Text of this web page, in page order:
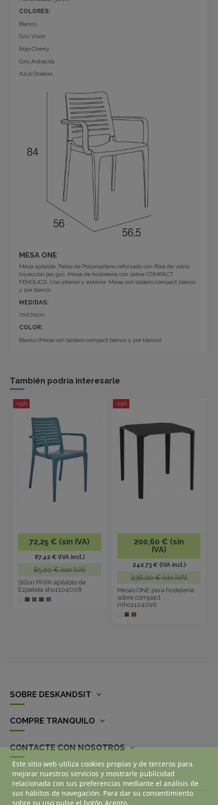
COLORES:
Blanco
Gris Visón
Rojo Cherry
Gris Antracita
Azul Océano
MESA ONE
Mesa apilable. Patas de Polipropileno reforzado con fibra de vidrio.
Inyección por gas. Mesa de hostelería con sobre COMPACT
FENÓLICO. Uso interior y exterior. Mesa con tablero compact blanco
y pie blanco.
MEDIDAS:
70X70cm
COLOR:
Blanco (Mesa con tablero compact blanco y pie blanco)
También podría interesarle
-15%
72,25 € (sin IVA)
87.42 € (IVA incl.)
85,00 € (sin IVA)
Sillón PARK apilable de
Ezpeleta sho1104008
-15%
200,60 € (sin
IVA)
242.73 € (IVA incl.)
236,00 € (sin IVA)
Mesas ONE para hostelería
sobre compact
mho1104016
SOBRE DESKANDSIT
COMPRE TRANQUILO
CONTACTE CON NOSOTROS
Este sitio web utiliza cookies propias y de terceros para
mejorar nuestros servicios y mostrarle publicidad
relacionada con sus preferencias mediante el análisis de
sus hábitos de navegación. Para dar su consentimiento
sobre su uso pulse el botón Acepto.